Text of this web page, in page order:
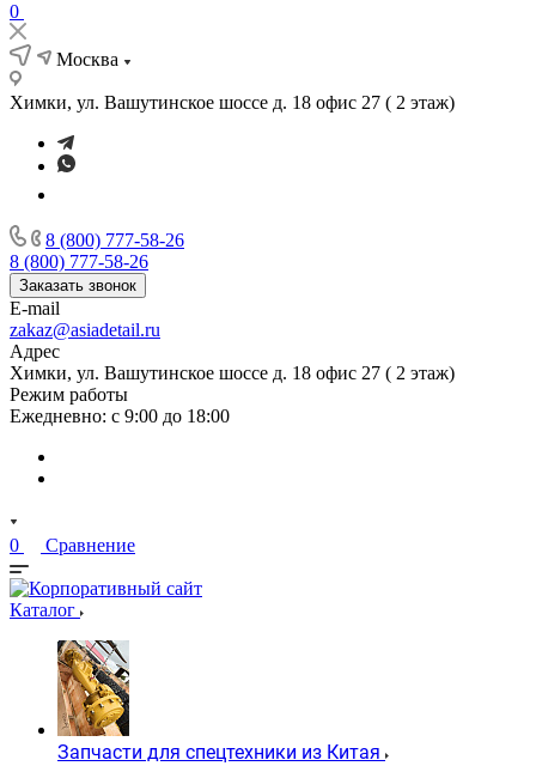
0
Москва
Химки, ул. Вашутинское шоссе д. 18 офис 27 ( 2 этаж)
8 (800) 777-58-26
8 (800) 777-58-26
Заказать звонок
E-mail
zakaz@asiadetail.ru
Адрес
Химки, ул. Вашутинское шоссе д. 18 офис 27 ( 2 этаж)
Режим работы
Ежедневно: с 9:00 до 18:00
0 Сравнение
Каталог
Запчасти для спецтехники из Китая